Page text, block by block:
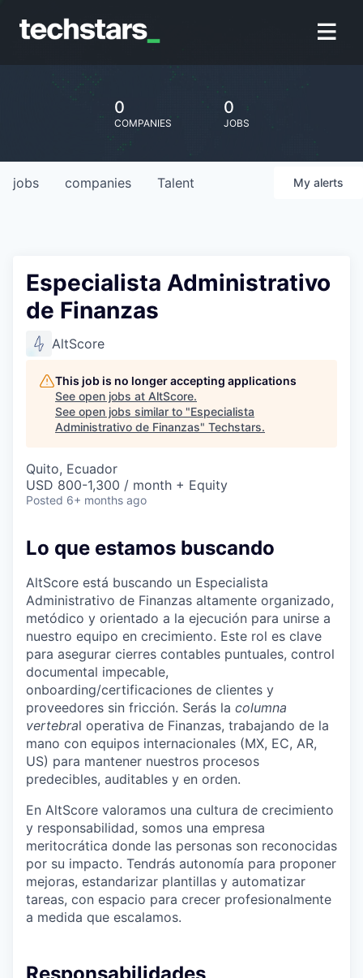
0
COMPANIES
0
JOBS
jobs companies Talent My alerts
Especialista Administrativo
de Finanzas
AltScore
This job is no longer accepting applications
See open jobs at AltScore.
See open jobs similar to "Especialista
Administrativo de Finanzas" Techstars.
Quito, Ecuador
USD 800-1,300 / month + Equity
Posted 6+ months ago
Lo que estamos buscando
AltScore está buscando un Especialista
Administrativo de Finanzas altamente organizado,
metódico y orientado a la ejecución para unirse a
nuestro equipo en crecimiento. Este rol es clave
para asegurar cierres contables puntuales, control
documental impecable,
onboarding/certificaciones de clientes y
proveedores sin fricción. Serás la columna
vertebral operativa de Finanzas, trabajando de la
mano con equipos internacionales (MX, EC, AR,
US) para mantener nuestros procesos
predecibles, auditables y en orden.
En AltScore valoramos una cultura de crecimiento
y responsabilidad, somos una empresa
meritocrática donde las personas son reconocidas
por su impacto. Tendrás autonomía para proponer
mejoras, estandarizar plantillas y automatizar
tareas, con espacio para crecer profesionalmente
a medida que escalamos.